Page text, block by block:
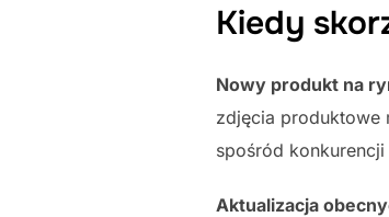
Kiedy
Nowy produkt na
zdjęcia produktowe
spośród
Aktualizacja